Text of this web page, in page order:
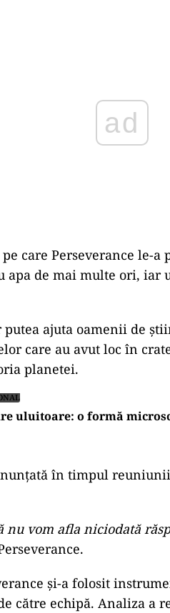
care Perseverance le-
apa de mai multe ori,
ajuta oamenii de
care au avut loc în
planetei.
uluitoare: o formă
în timpul
nu vom afla niciodată
și-a folosit
către echipă. Analiza a